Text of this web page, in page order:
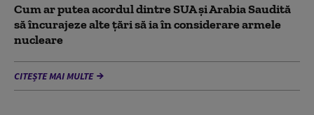
Cum ar putea acordul dintre SUA și Arabia Saudită
să încurajeze alte țări să ia în considerare armele
nucleare
CITEȘTE MAI MULTE